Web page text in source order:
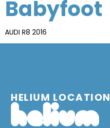
Babyfoot
AUDI R8 2016
HELIUM LOCATION